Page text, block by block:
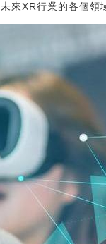
來XR行業的各個領